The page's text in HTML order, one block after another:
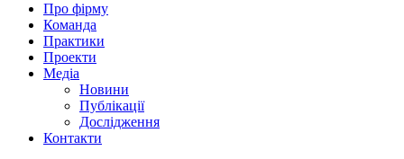
Про фірму
Команда
Практики
Проекти
Медіа
Новини
Публікації
Дослідження
Контакти